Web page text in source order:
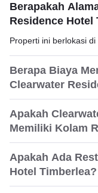
Berapakah
Residence Hotel
Properti ini berlokasi
Berapa Biaya
Clearwater
Apakah
Memiliki Kolam
Apakah Ada
Hotel Timberlea?